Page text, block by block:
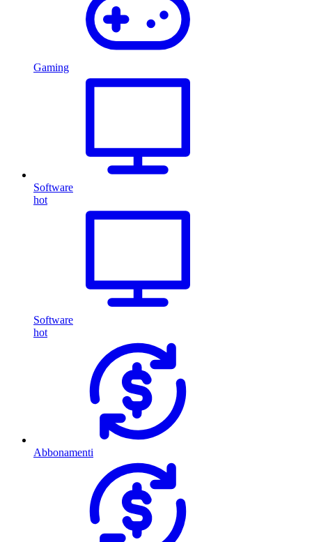
Gaming
Software
hot
Software
hot
Abbonamenti